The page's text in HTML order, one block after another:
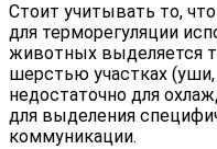
Стоит учитывать то,
для терморегуляции
животных выделяется
шерстью участках
недостаточно для
для выделения
коммуникации.